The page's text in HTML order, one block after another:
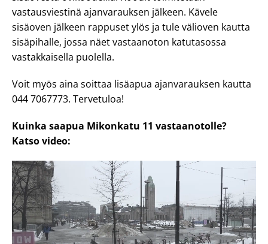
vastausviestinä ajanvarauksen jälkeen. Kävele
sisäoven jälkeen rappuset ylös ja tule välioven kautta
sisäpihalle, jossa näet vastaanoton katutasossa
vastakkaisella puolella.
Voit myös aina soittaa lisäapua ajanvarauksen kautta
044 7067773. Tervetuloa!
Kuinka saapua Mikonkatu 11 vastaanotolle?
Katso video: